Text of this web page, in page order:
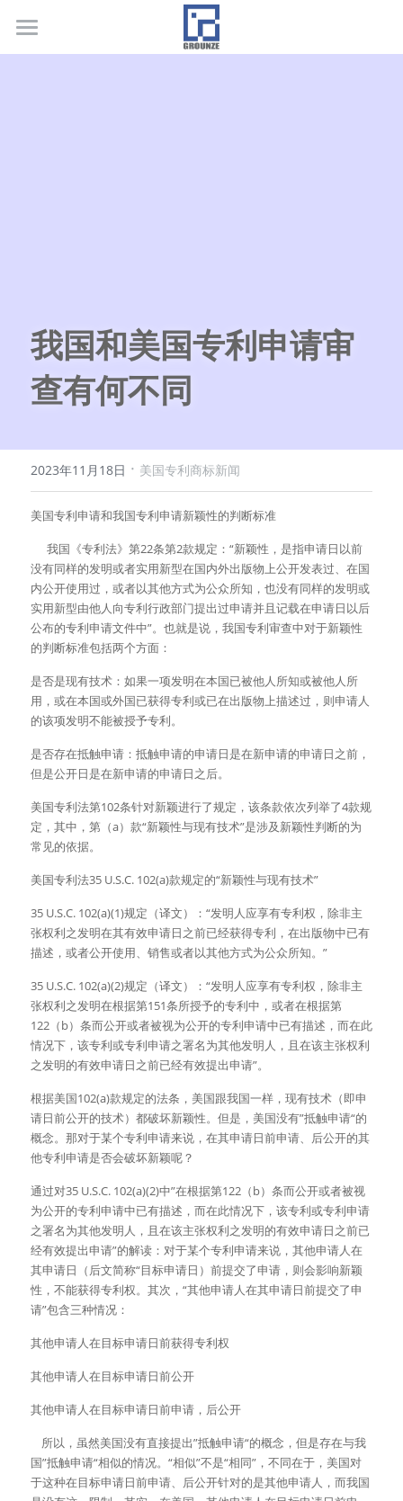
首页
我国和美国专利申请审
查有何不同
2023年11月18日 · 美国专利商标新闻
美国专利申请和我国专利申请新颖性的判断标准
没有同样的发明或者实用新型在国内外出版物上公开发表过、在国
内公开使用过，或者以其他方式为公众所知，也没有同样的发明或
实用新型由他人向专利行政部门提出过申请并且记载在申请日以后
公布的专利申请文件中”。也就是说，我国专利审查中对于新颖性
的判断标准包括两个方面：
是否是现有技术：如果一项发明在本国已被他人所知或被他人所
用，或在本国或外国已获得专利或已在出版物上描述过，则申请人
的该项发明不能被授予专利。
是否存在抵触申请：抵触申请的申请日是在新申请的申请日之前，
但是公开日是在新申请的申请日之后。
美国专利法第102条针对新颖进行了规定，该条款依次列举了4款规
定，其中，第（a）款“新颖性与现有技术”是涉及新颖性判断的为
常见的依据。
美国专利法35 U.S.C. 102(a)款规定的“新颖性与现有技术”
35 U.S.C. 102(a)(1)规定（译文）：“发明人应享有专利权，除非主
张权利之发明在其有效申请日之前已经获得专利，在出版物中已有
描述，或者公开使用、销售或者以其他方式为公众所知。”
35 U.S.C. 102(a)(2)规定（译文）：“发明人应享有专利权，除非主
张权利之发明在根据第151条所授予的专利中，或者在根据第
122（b）条而公开或者被视为公开的专利申请中已有描述，而在此
情况下，该专利或专利申请之署名为其他发明人，且在该主张权利
之发明的有效申请日之前已经有效提出申请”。
根据美国102(a)款规定的法条，美国跟我国一样，现有技术（即申
请日前公开的技术）都破坏新颖性。但是，美国没有”抵触申请“的
概念。那对于某个专利申请来说，在其申请日前申请、后公开的其
他专利申请是否会破坏新颖呢？
通过对35 U.S.C. 102(a)(2)中”在根据第122（b）条而公开或者被视
为公开的专利申请中已有描述，而在此情况下，该专利或专利申请
之署名为其他发明人，且在该主张权利之发明的有效申请日之前已
经有效提出申请”的解读：对于某个专利申请来说，其他申请人在
其申请日（后文简称“目标申请日）前提交了申请，则会影响新颖
性，不能获得专利权。其次，“其他申请人在其申请日前提交了申
请”包含三种情况：
其他申请人在目标申请日前获得专利权
其他申请人在目标申请日前公开
其他申请人在目标申请日前申请，后公开
国”抵触申请“相似的情况。“相似”不是“相同”，不同在于，美国对
于这种在目标申请日前申请、后公开针对的是其他申请人，而我国